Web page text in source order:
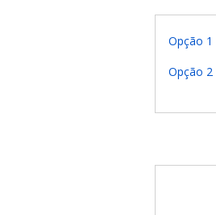
Opção 1
Opção 2